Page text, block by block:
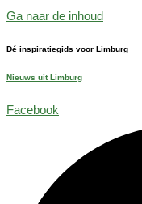
Ga naar de inhoud
Dé inspiratiegids voor Limburg
Nieuws uit Limburg
Facebook